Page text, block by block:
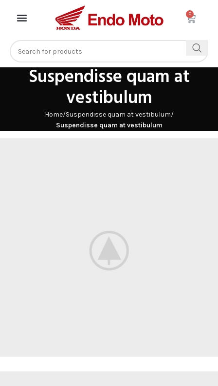
0
Suspendisse quam at
vestibulum
Home Suspendisse quam at vestibulum
Suspendisse quam at vestibulum